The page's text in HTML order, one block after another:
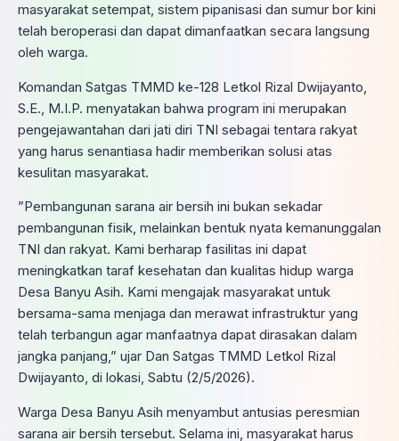
masyarakat setempat, sistem pipanisasi dan sumur bor kini
telah beroperasi dan dapat dimanfaatkan secara langsung
oleh warga.
​Komandan Satgas TMMD ke-128 Letkol Rizal Dwijayanto,
S.E., M.I.P. menyatakan bahwa program ini merupakan
pengejawantahan dari jati diri TNI sebagai tentara rakyat
yang harus senantiasa hadir memberikan solusi atas
kesulitan masyarakat.
​”Pembangunan sarana air bersih ini bukan sekadar
pembangunan fisik, melainkan bentuk nyata kemanunggalan
TNI dan rakyat. Kami berharap fasilitas ini dapat
meningkatkan taraf kesehatan dan kualitas hidup warga
Desa Banyu Asih. Kami mengajak masyarakat untuk
bersama-sama menjaga dan merawat infrastruktur yang
telah terbangun agar manfaatnya dapat dirasakan dalam
jangka panjang,” ujar Dan Satgas TMMD Letkol Rizal
Dwijayanto, di lokasi, Sabtu (2/5/2026).
​Warga Desa Banyu Asih menyambut antusias peresmian
sarana air bersih tersebut. Selama ini, masyarakat harus